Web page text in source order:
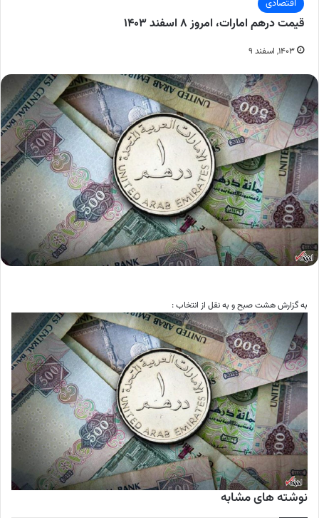
اقتصادی
قیمت درهم امارات، امروز ۸ اسفند ۱۴۰۳
۱۴۰۳, اسفند ۹
به گزارش هشت صبح و به نقل از انتخاب :
نوشته های مشابه